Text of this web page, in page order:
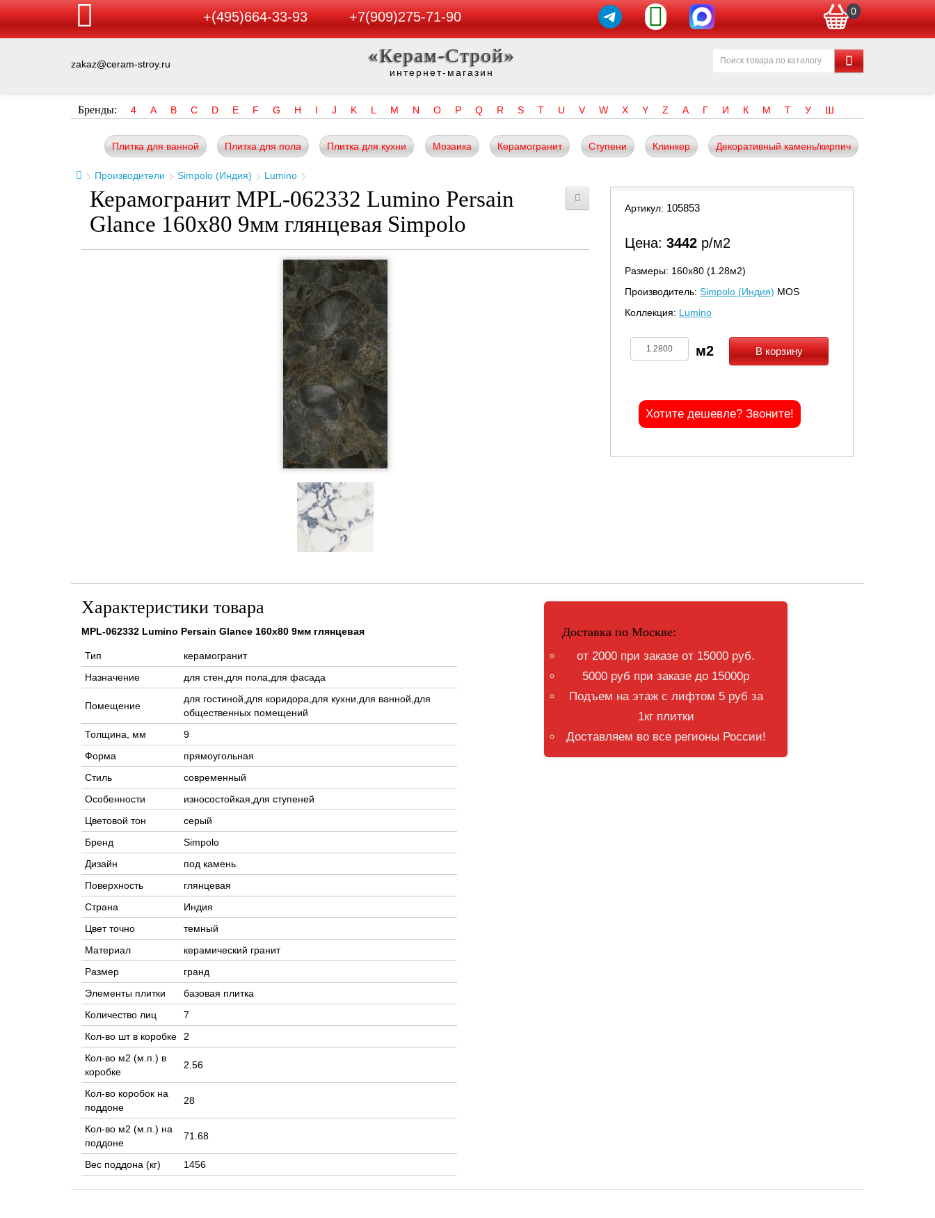
+(495)664-33-93 +7(909)275-71-90 0
zakaz@ceram-stroy.ru «Керам-Строй»
интернет-магазин
Бренды: 4 A B C D E F G H I J K L M N O P Q R S T U V W X Y Z А Г И К М Т У Ш
Плитка для ванной Плитка для пола Плитка для кухни Мозаика Керамогранит Ступени Клинкер Декоративный камень/кирпич
Производители Simpolo (Индия) Lumino
Керамогранит MPL-062332 Lumino Persain
Glance 160x80 9мм глянцевая Simpolo
Артикул: 105853
Цена: 3442 р/м2
Размеры: 160х80 (1.28м2)
Производитель: Simpolo (Индия) MOS
Коллекция: Lumino
В корзину
Хотите дешевле? Звоните!
Характеристики товара
MPL-062332 Lumino Persain Glance 160x80 9мм глянцевая
Тип
керамогранит
Назначение
для стен,для пола,для фасада
Помещение
для гостиной,для коридора,для кухни,для ванной,для
общественных помещений
Толщина, мм
9
Форма
прямоугольная
Стиль
современный
Особенности
износостойкая,для ступеней
Цветовой тон
серый
Бренд
Simpolo
Дизайн
под камень
Поверхность
глянцевая
Страна
Индия
Цвет точно
темный
Материал
керамический гранит
Размер
гранд
Элементы плитки
базовая плитка
Количество лиц
7
Кол-во шт в коробке
2
Кол-во м2 (м.п.) в
коробке
2.56
Кол-во коробок на
поддоне
28
Кол-во м2 (м.п.) на
поддоне
71.68
Вес поддона (кг) 1456
Доставка по Москве:
от 2000 при заказе от 15000 руб.
5000 руб при заказе до 15000р
Подъем на этаж с лифтом 5 руб за
1кг плитки
Доставляем во все регионы России!